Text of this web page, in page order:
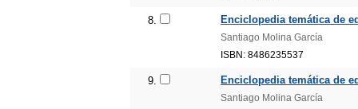
8. Enciclopedia temática de
Santiago Molina García
ISBN: 8486235537
9. Enciclopedia temática de
Santiago Molina García